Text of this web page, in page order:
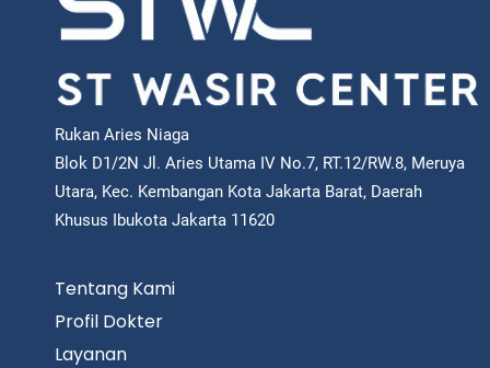
Rukan Aries Niaga
Blok D1/2N Jl. Aries Utama IV No.7, RT.12/RW.8, Meruya
Utara, Kec. Kembangan Kota Jakarta Barat, Daerah
Khusus Ibukota Jakarta 11620
Tentang Kami
Profil Dokter
Layanan